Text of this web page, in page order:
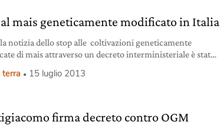
mais geneticamente modificato in Italia
la notizia dello stop alle coltivazioni geneticamente
di mais attraverso un decreto interministeriale è stata
c’è la preoccupazione sollevata da uno studio del
superiore per
terra 15 luglio 2013
firma decreto contro OGM